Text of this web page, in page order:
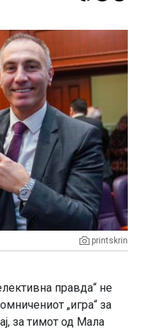
printskrin
правда“ не
„игра“ за
за тимот од Мала